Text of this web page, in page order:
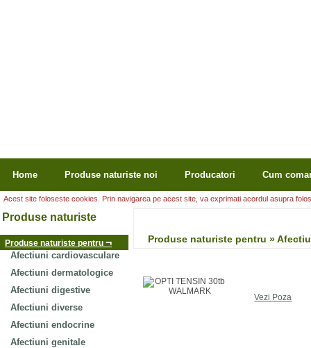
Home Produse naturiste noi Producatori Cum
Acest site foloseste cookies. Prin navigarea pe acest site, va exprimati acordul asupra
Produse naturiste
Produse naturiste pentru ¬
Afectiuni cardiovasculare
Afectiuni dermatologice
Afectiuni digestive
Afectiuni diverse
Afectiuni endocrine
Afectiuni genitale
Produse naturiste pentru »
Vezi Poza